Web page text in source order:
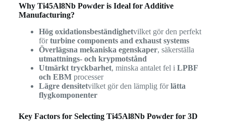
Why Ti45Al8Nb Powder is Ideal for Additive
Manufacturing?
Hög oxidationsbeständighetvilket gör den perfekt
förturbine components and exhaust systems
Överlägsna mekaniska egenskaper, säkerställa
utmattnings- och krypmotstånd
Utmärkt tryckbarhet, minska antalet fel i LPBF
och EBMprocesser
Lägre densitetvilket gör den lämplig förlätta
flygkomponenter
Key Factors for Selecting Ti45Al8Nb Powder for 3D